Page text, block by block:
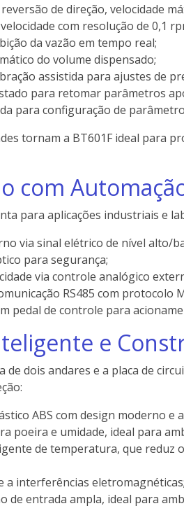
de direção, velocidade
com resolução de 0,1
da vazão em tempo real;
do volume dispensado;
assistida para ajustes de
para retomar parâmetros
para configuração de
tornam a BT601F ideal para
com
para aplicações industriais e
via sinal elétrico de nível alto/
para segurança;
via controle analógico
RS485 com protocolo
pedal de controle para
e
dois andares e a placa de
ABS com design moderno e
poeira e umidade, ideal para
de temperatura, que reduz
a interferências eletromagnéticas;
de entrada ampla, ideal para